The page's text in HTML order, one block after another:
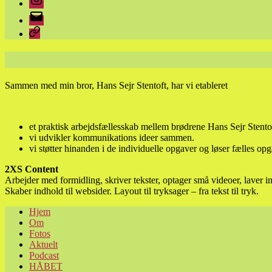
E-
mail
Parkinson
Sammen med min bror, Hans Sejr Stentoft, har vi etableret
et praktisk arbejdsfællesskab mellem brødrene Hans Sejr
vi udvikler kommunikations ideer sammen.
vi støtter hinanden i de individuelle opgaver og løser fælles
2XS Content
Arbejder med formidling, skriver tekster, optager små videoer, laver
Skaber indhold til websider. Layout til tryksager – fra tekst til tryk.
Hjem
Om
Fotos
Aktuelt
Podcast
HÅBET